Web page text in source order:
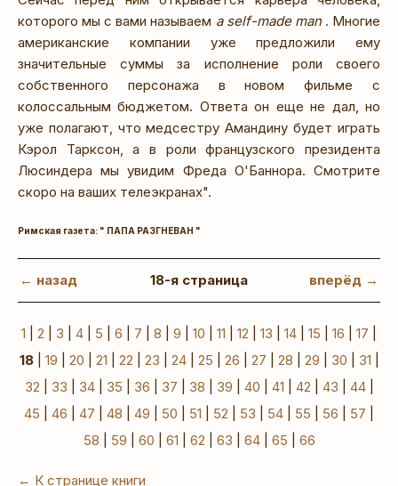
которого мы с вами называем a self-made man. Многие
американские компании уже предложили ему
значительные суммы за исполнение роли своего
собственного персонажа в новом фильме с
колоссальным бюджетом. Ответа он еще не дал, но
уже полагают, что медсестру Амандину будет играть
Кэрол Тарксон, а в роли французского президента
Люсиндера мы увидим Фреда О'Баннора. Смотрите
скоро на ваших телеэкранах".
Римская газета: " ПАПА РАЗГНЕВАН "
← назад 18-я страница вперёд →
1 2 3 4 5 6 7 8 9 10 11 12 13 14 15 16 17
18| 19 20 21 22 23 24| 25 26 27 28 29 30 31
32
33 34| 35 36 37 38 39 40 41 42 43 44|
45
46 47 48 49 50 51 52 53 54 55 56 57
58
59 60 61 62 63 64| 65 66
← К странице книги